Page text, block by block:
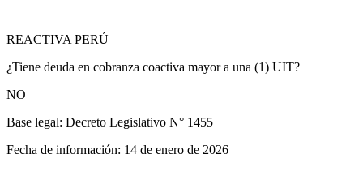
REACTIVA PERÚ
¿Tiene deuda en cobranza coactiva mayor a una (1) UIT?
NO
Base legal: Decreto Legislativo N° 1455
Fecha de información: 14 de enero de 2026